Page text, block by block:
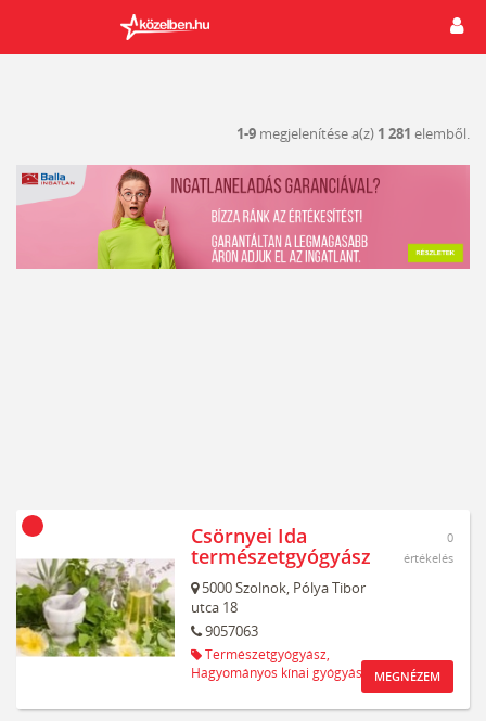
1-9 megjelenítése a(z) 1 281 elemből.
Csörnyei Ida
természetgyógyász
5000Szolnok, Pólya Tibor
utca 18
9057063
Természetgyógyász,
Hagyományos kínai gyógyászat
0
értékelés
MEGNÉZEM